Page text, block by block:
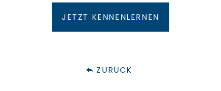
JETZT KENNENLERNEN
ZURÜCK